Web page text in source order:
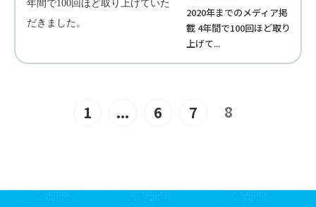
2020年までのメディア掲
載 4年間で100回ほど取り
上げて...
1 ... 6 7 8